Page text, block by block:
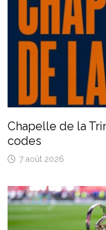
Chapelle de la
codes
7 août 2026